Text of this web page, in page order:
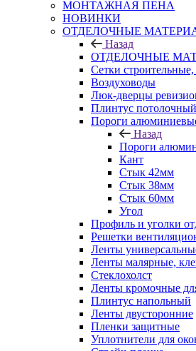
МОНТАЖНАЯ ПЕНА
НОВИНКИ
ОТДЕЛОЧНЫЕ
Назад
ОТДЕЛОЧНЫЕ
Сетки
Воздуховоды
Люк-дверцы
Плинтус потолочный
Пороги
Назад
Пороги
Кант
Стык 42мм
Стык 38мм
Стык 60мм
Угол
Профиль и уголки
Решетки
Ленты
Ленты малярные,
Стеклохолст
Ленты кромочные
Плинтус напольный
Ленты двусторонние
Пленки защитные
Уплотнители для